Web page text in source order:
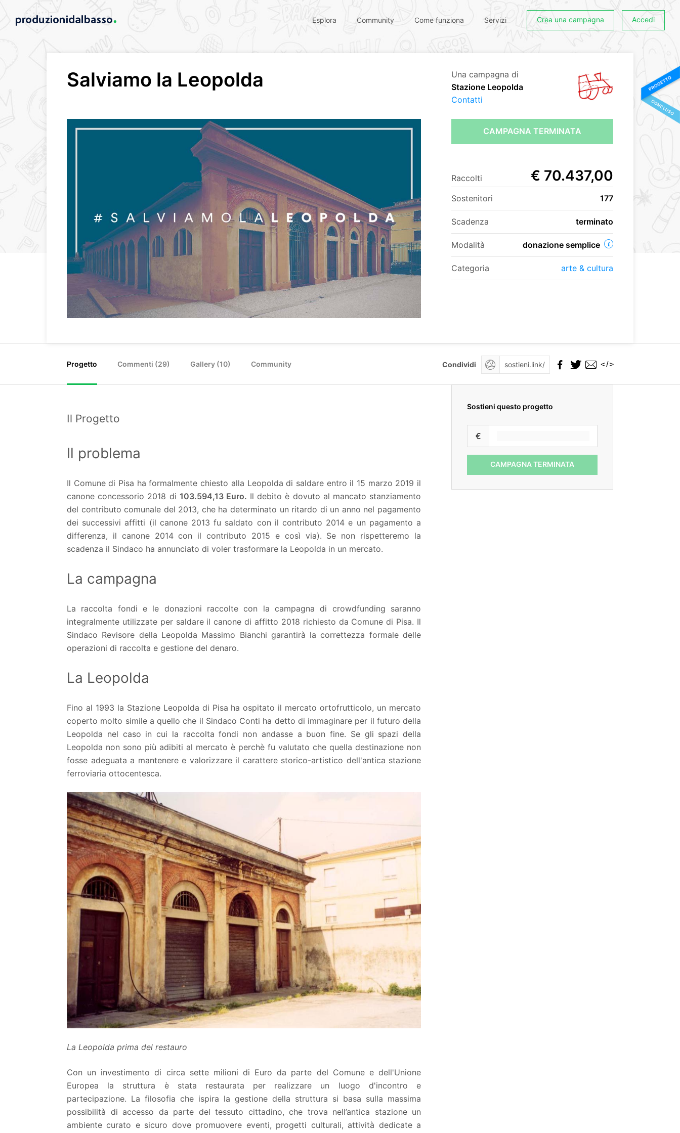
Esplora Community Come funziona Servizi Crea una campagna Accedi
Salviamo la Leopolda
Una campagna di
Stazione Leopolda
Contatti
CAMPAGNA TERMINATA
Raccolti € 70.437,00
Sostenitori 177
Scadenza terminato
Modalità donazione semplice
Categoria arte & cultura
Progetto Commenti (29) Gallery (10) Community Condividi </>
Il Progetto
Il problema
Il Comune di Pisa ha formalmente chiesto alla Leopolda di saldare entro il 15 marzo 2019 il
canone concessorio 2018 di 103.594,13 Euro. Il debito è dovuto al mancato stanziamento
del contributo comunale del 2013, che ha determinato un ritardo di un anno nel pagamento
dei successivi affitti (il canone 2013 fu saldato con il contributo 2014 e un pagamento a
differenza, il canone 2014 con il contributo 2015 e così via). Se non rispetteremo la
scadenza il Sindaco ha annunciato di voler trasformare la Leopolda in un mercato.
La campagna
La raccolta fondi e le donazioni raccolte con la campagna di crowdfunding saranno
integralmente utilizzate per saldare il canone di affitto 2018 richiesto da Comune di Pisa. Il
Sindaco Revisore della Leopolda Massimo Bianchi garantirà la correttezza formale delle
operazioni di raccolta e gestione del denaro.
La Leopolda
Fino al 1993 la Stazione Leopolda di Pisa ha ospitato il mercato ortofrutticolo, un mercato
coperto molto simile a quello che il Sindaco Conti ha detto di immaginare per il futuro della
Leopolda nel caso in cui la raccolta fondi non andasse a buon fine. Se gli spazi della
Leopolda non sono più adibiti al mercato è perchè fu valutato che quella destinazione non
fosse adeguata a mantenere e valorizzare il carattere storico-artistico dell'antica stazione
ferroviaria ottocentesca.
La Leopolda prima del restauro
Con un investimento di circa sette milioni di Euro da parte del Comune e dell'Unione
Europea la struttura è stata restaurata per realizzare un luogo d'incontro e
partecipazione. La filosofia che ispira la gestione della struttura si basa sulla massima
possibilità di accesso da parte del tessuto cittadino, che trova nell’antica stazione un
ambiente curato e sicuro dove promuovere eventi, progetti culturali, attività dedicate a
Sostieni questo progetto
€
CAMPAGNA TERMINATA